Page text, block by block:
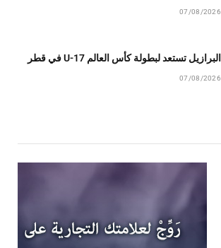
07/08/2026
البرازيل تستعد لبطولة كأس العالم U-17 في قطر
07/08/2026